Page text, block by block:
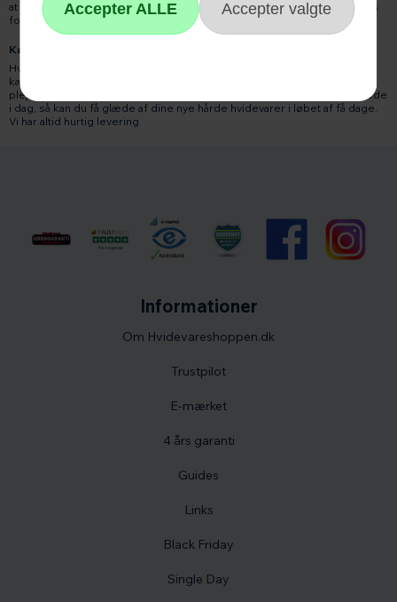
at når du handler online hos hvidevareshoppen.dk, har du altid 14 dages
fortrydelsesret, gældende fra den dag du modtager varen.
Køb billige hvidevarer på tilbud og andre elektriske artikler.
Hvidevareshoppen.dk har masser af tilbud på hårde hvidevarer og et
kæmpe udvalg af forskellige produkter til madlavning og personlige
pleje. Bestil online til Danmarks måske billigste hvidevarer tilbud allerede
i dag, så kan du få glæde af dine nye hårde hvidevarer i løbet af få dage.
Vi har altid hurtig levering.
Informationer
Om Hvidevareshoppen.dk
Trustpilot
E-mærket
4 års garanti
Guides
Links
Black Friday
Single Day